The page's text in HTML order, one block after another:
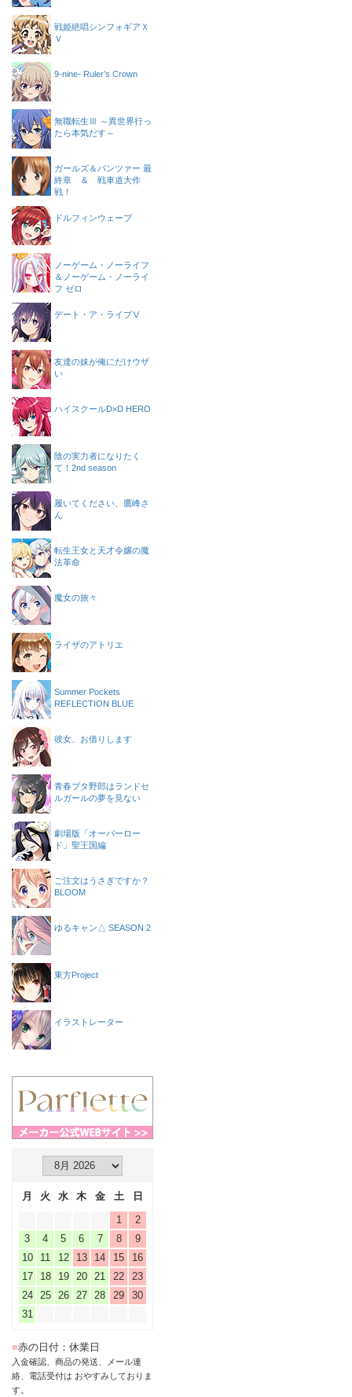
戦姫絶唱シンフォギアＸ
Ｖ
9-nine- Ruler’s Crown
無職転生Ⅲ ～異世界行っ
たら本気だす～
ガールズ＆パンツァー 最
終章 ＆ 戦車道大作
戦！
ドルフィンウェーブ
ノーゲーム・ノーライフ
＆ノーゲーム・ノーライ
フ ゼロ
デート・ア・ライブⅤ
友達の妹が俺にだけウザ
い
ハイスクールD×D HERO
陰の実力者になりたく
て！2nd season
履いてください、鷹峰さ
ん
転生王女と天才令嬢の魔
法革命
魔女の旅々
ライザのアトリエ
Summer Pockets
REFLECTION BLUE
彼女、お借りします
青春ブタ野郎はランドセ
ルガールの夢を見ない
劇場版「オーバーロー
ド」聖王国編
ご注文はうさぎですか？
BLOOM
ゆるキャン△ SEASON 2
東方Project
イラストレーター
月 火 水 木 金 土
日
1
2
3
4 5 6 7 8
9
10
11 12 13 14 15
16
17
18 19 20 21 22
23
24
25 26 27 28 29
30
31
■赤の日付：休業日
入金確認、商品の発送、メール連
絡、電話受付は おやすみしておりま
す。